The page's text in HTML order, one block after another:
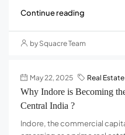
Continue reading
by Squacre Team
May 22, 2025 Real Estate
Why Indore is Becoming
Central India ?
Indore, the commercial